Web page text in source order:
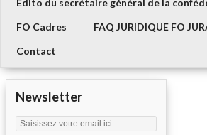
Edito du secrétaire général de la
FO Cadres
FAQ JURIDIQUE FO
Contact
Newsletter